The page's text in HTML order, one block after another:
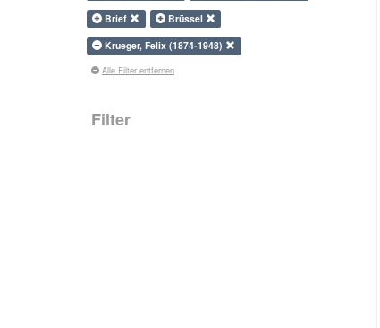
Brief
Brüssel
Krueger, Felix (1874-1948)
Alle Filter entfernen
Filter